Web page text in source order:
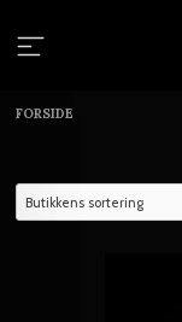
innholdet
FORSIDE